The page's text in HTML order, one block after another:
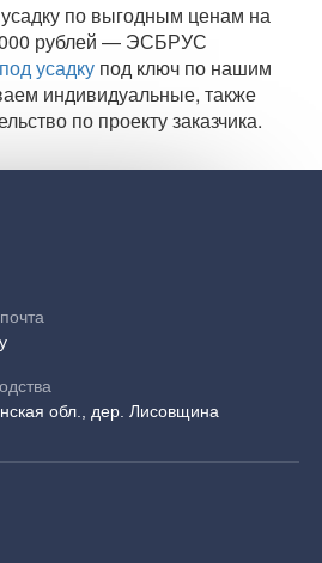
по выгодным ценам на
рублей — ЭСБРУС
усадку под ключ по нашим
индивидуальные, также
по проекту заказчика.
обл., дер. Лисовщина